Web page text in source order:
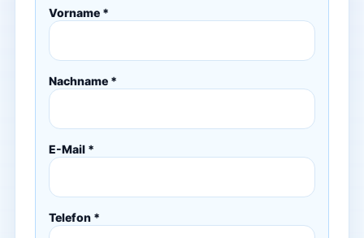
Vorname *
Nachname *
E-Mail *
Telefon *